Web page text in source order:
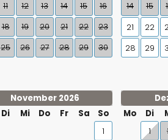
11 12 13 14 15
16
18 19 20 21 22
23
25 26 27 28 29
30
14
15
21
22
28
29
November 2026
Di Mi Do Fr Sa So
1
Mo
Di
1